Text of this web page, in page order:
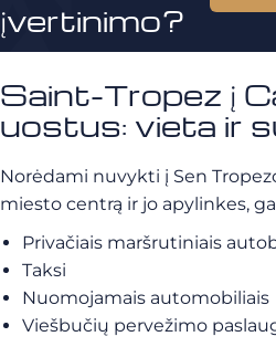
įvertinimo?
Saint-Tropez į
uostus: vieta ir
Norėdami nuvykti į Sen
miesto centrą ir jo apylinkes,
Privačiais maršrutiniais
Taksi
Nuomojamais automobiliais
Viešbučių pervežimo